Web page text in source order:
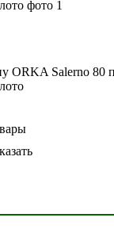
ORKA Salerno 80